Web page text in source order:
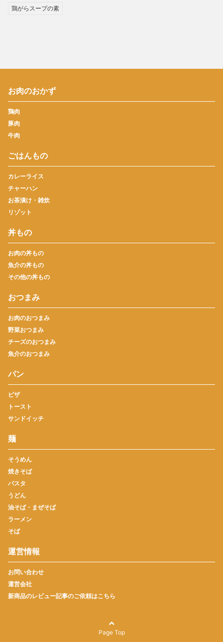
鶏がらスープの素
お肉のおかず
鶏肉
豚肉
牛肉
ごはんもの
カレーライス
チャーハン
お茶漬け・雑炊
リゾット
丼もの
お肉の丼もの
魚介の丼もの
その他の丼もの
おつまみ
お肉のおつまみ
野菜おつまみ
チーズのおつまみ
魚介のおつまみ
パン
ピザ
トースト
サンドイッチ
麺
そうめん
焼きそば
パスタ
うどん
油そば・まぜそば
ラーメン
そば
運営情報
お問い合わせ
運営会社
新商品のレビュー記事のご依頼はこちら
Page Top